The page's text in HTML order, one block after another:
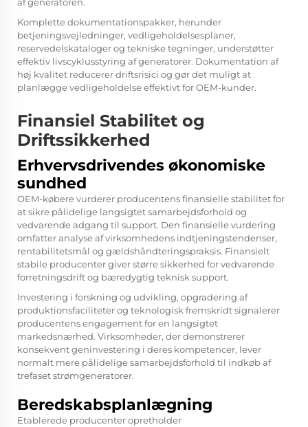
Komplette dokumentationspakker, herunder
betjeningsvejledninger, vedligeholdelsesplaner,
reservedelskataloger og tekniske tegninger, understøtter
effektiv livscyklusstyring af generatorer. Dokumentation af
høj kvalitet reducerer driftsrisici og gør det muligt at
planlægge vedligeholdelse effektivt for OEM-kunder.
Finansiel Stabilitet og
Driftssikkerhed
Erhvervsdrivendes økonomiske
sundhed
OEM-købere vurderer producentens finansielle stabilitet for
at sikre pålidelige langsigtet samarbejdsforhold og
vedvarende adgang til support. Den finansielle vurdering
omfatter analyse af virksomhedens indtjeningstendenser,
rentabilitetsmål og gældshåndteringspraksis. Finansielt
stabile producenter giver større sikkerhed for vedvarende
forretningsdrift og bæredygtig teknisk support.
Investering i forskning og udvikling, opgradering af
produktionsfaciliteter og teknologisk fremskridt signalerer
producentens engagement for en langsigtet
markedsnærhed. Virksomheder, der demonstrerer
konsekvent geninvestering i deres kompetencer, lever
normalt mere pålidelige samarbejdsforhold til indkøb af
trefaset strømgeneratorer.
Beredskabsplanlægning
Etablerede producenter opretholder